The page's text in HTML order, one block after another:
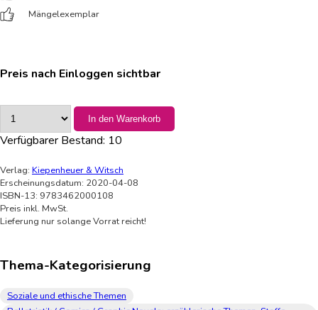
Mängelexemplar
Preis nach Einloggen sichtbar
In den Warenkorb
Verfügbarer Bestand: 10
Verlag: Kiepenheuer & Witsch
Erscheinungsdatum: 2020-04-08
ISBN-13: 9783462000108
Preis inkl. MwSt.
Lieferung nur solange Vorrat reicht!
Thema-Kategorisierung
Soziale und ethische Themen